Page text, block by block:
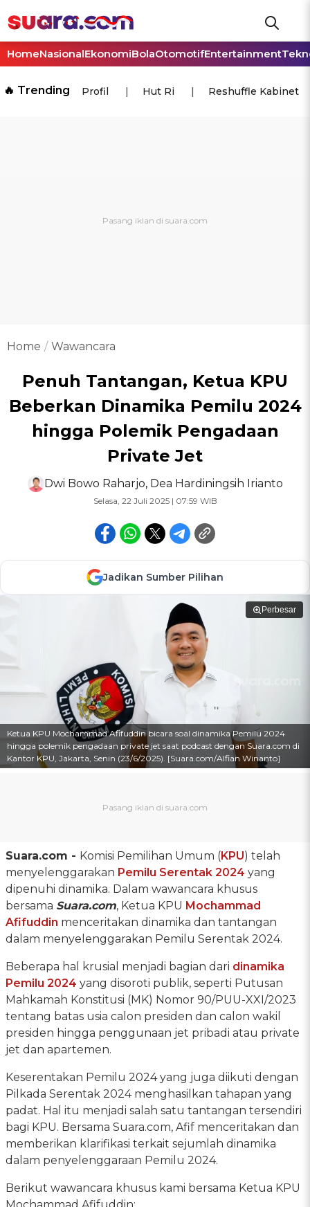
HomeNasionalEkonomiBolaOtomotifEntertainment
🔥 Trending Profil Hut Ri Reshuffle Kabinet
Home Wawancara
Penuh Tantangan, Ketua KPU
Beberkan Dinamika Pemilu 2024
hingga Polemik Pengadaan
Private Jet
Dwi Bowo Raharjo, Dea Hardiningsih Irianto
Selasa, 22 Juli 2025 | 07:59 WIB
Jadikan Sumber Pilihan
Perbesar
Ketua KPU Mochammad Afifuddin bicara soal dinamika Pemilu 2024
hingga polemik pengadaan private jet saat podcast dengan Suara.com di
Kantor KPU, Jakarta, Senin (23/6/2025). [Suara.com/Alfian Winanto]
Suara.com - Komisi Pemilihan Umum (KPU) telah
menyelenggarakan Pemilu Serentak 2024 yang
dipenuhi dinamika. Dalam wawancara khusus
bersama Suara.com, Ketua KPU Mochammad
Afifuddin menceritakan dinamika dan tantangan
dalam menyelenggarakan Pemilu Serentak 2024.
Beberapa hal krusial menjadi bagian dari dinamika
Pemilu 2024 yang disoroti publik, seperti Putusan
Mahkamah Konstitusi (MK) Nomor 90/PUU-XXI/2023
tentang batas usia calon presiden dan calon wakil
presiden hingga penggunaan jet pribadi atau private
jet dan apartemen.
Keserentakan Pemilu 2024 yang juga diikuti dengan
Pilkada Serentak 2024 menghasilkan tahapan yang
padat. Hal itu menjadi salah satu tantangan tersendiri
bagi KPU. Bersama Suara.com, Afif menceritakan dan
memberikan klarifikasi terkait sejumlah dinamika
dalam penyelenggaraan Pemilu 2024.
Berikut wawancara khusus kami bersama Ketua KPU